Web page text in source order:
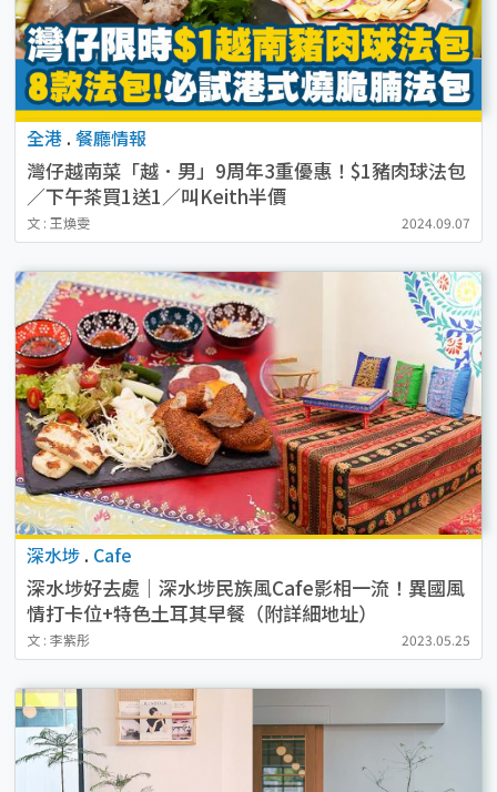
全港 . 餐廳情報
灣仔越南菜「越．男」9周年3重優惠！$1豬肉球法包
／下午茶買1送1／叫Keith半價
文 : 王煥雯 2024.09.07
深水埗 . Cafe
深水埗好去處｜深水埗民族風Cafe影相一流！異國風
情打卡位+特色土耳其早餐（附詳細地址）
文 : 李紫彤 2023.05.25